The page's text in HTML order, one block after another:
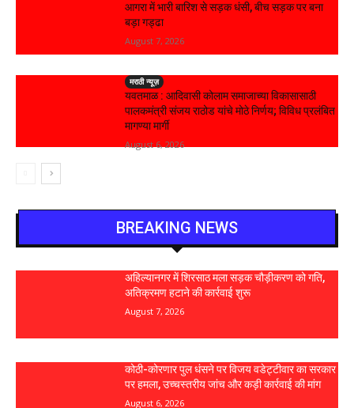
आगरा में भारी बारिश से सड़क धंसी, बीच सड़क पर बना
बड़ा गड्ढा
August 7, 2026
मराठी न्यूज़
यवतमाळ : आदिवासी कोलाम समाजाच्या विकासासाठी
पालकमंत्री संजय राठोड यांचे मोठे निर्णय; विविध प्रलंबित
मागण्या मार्गी
August 6, 2026
BREAKING NEWS
अहिल्यानगर में शिरसाठ मला सड़क चौड़ीकरण को गति,
अतिक्रमण हटाने की कार्रवाई शुरू
August 7, 2026
कोठी-कोरणार पुल धंसने पर विजय वडेट्टीवार का सरकार
पर हमला, उच्चस्तरीय जांच और कड़ी कार्रवाई की मांग
August 6, 2026